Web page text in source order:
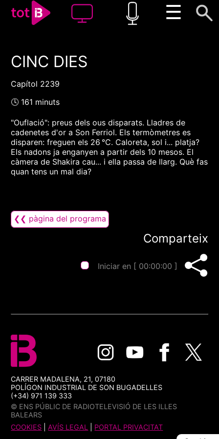
☰
00:00 00:00
CINC DIES
Capítol 2239
🕓 161 minuts
"Ouflació": preus dels ous disparats. Lladres de
cadenetes d'or a Son Ferriol. Els termòmetres es
disparen: freguen els 26 °C. Caloreta, sol i... platja?
Els nadons ja enganyen a partir dels 10 mesos. El
càmera de Shakira cau... i ella passa de llarg. Què fas
quan tens un mal dia?
❮❮ pàgina del programa
Comparteix
Iniciar en [ 00:00:00 ]
CARRER MADALENA, 21, 07180
POLÍGON INDUSTRIAL DE SON BUGADELLES
(+34) 971 139 333
© ENS PÚBLIC DE RADIOTELEVISIÓ DE LES ILLES
BALEARS
COOKIES |AVÍS LEGAL PORTAL PRIVACITAT